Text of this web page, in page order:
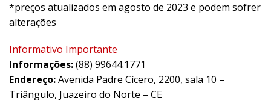
*preços atualizados em agosto de 2023 e podem sofrer
alterações
Informativo Importante
Informações:(88) 99644.1771
Endereço:Avenida Padre Cícero, 2200, sala 10 –
Triângulo, Juazeiro do Norte – CE